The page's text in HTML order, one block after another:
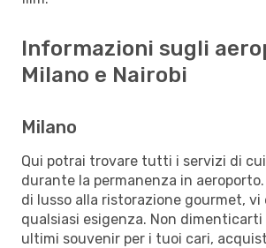
Informazioni sugli
Milano e Nairobi
Milano
Qui potrai trovare tutti i servizi di
durante la permanenza in
di lusso alla ristorazione gourmet, vi
qualsiasi esigenza. Non dimenticarti
ultimi souvenir per i tuoi cari,